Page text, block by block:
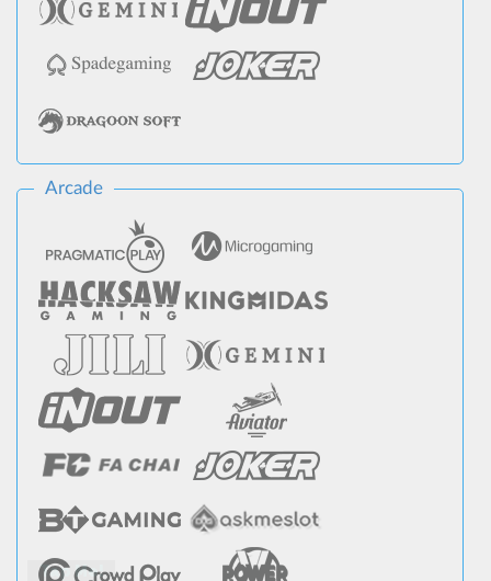
Tap Me!
Arcade